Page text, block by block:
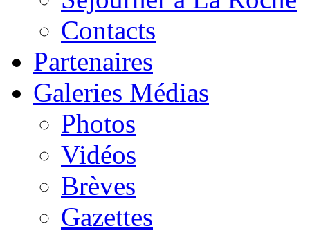
Contacts
Partenaires
Galeries Médias
Photos
Vidéos
Brèves
Gazettes